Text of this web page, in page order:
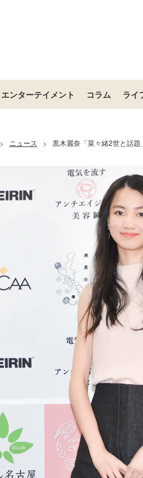
エンターテイメント コラム ライ
> ニュース > 黒木麗奈「菜々緒2世と話